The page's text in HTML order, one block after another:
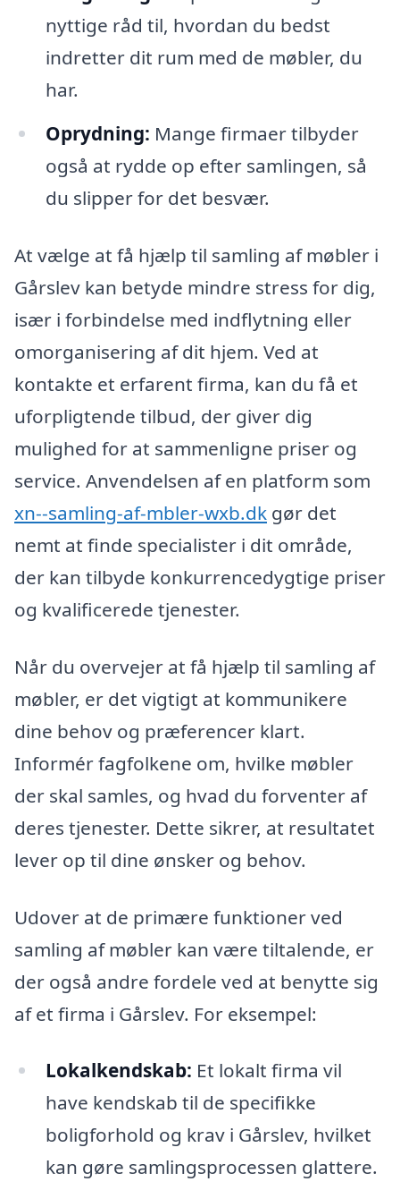
nyttige råd til, hvordan du bedst
indretter dit rum med de møbler, du
har.
Oprydning: Mange firmaer tilbyder
også at rydde op efter samlingen, så
du slipper for det besvær.
At vælge at få hjælp til samling af møbler i
Gårslev kan betyde mindre stress for dig,
især i forbindelse med indflytning eller
omorganisering af dit hjem. Ved at
kontakte et erfarent firma, kan du få et
uforpligtende tilbud, der giver dig
mulighed for at sammenligne priser og
service. Anvendelsen af en platform som
xn--samling-af-mbler-wxb.dk gør det
nemt at finde specialister i dit område,
der kan tilbyde konkurrencedygtige priser
og kvalificerede tjenester.
Når du overvejer at få hjælp til samling af
møbler, er det vigtigt at kommunikere
dine behov og præferencer klart.
Informér fagfolkene om, hvilke møbler
der skal samles, og hvad du forventer af
deres tjenester. Dette sikrer, at resultatet
lever op til dine ønsker og behov.
Udover at de primære funktioner ved
samling af møbler kan være tiltalende, er
der også andre fordele ved at benytte sig
af et firma i Gårslev. For eksempel:
Lokalkendskab: Et lokalt firma vil
have kendskab til de specifikke
boligforhold og krav i Gårslev, hvilket
kan gøre samlingsprocessen glattere.